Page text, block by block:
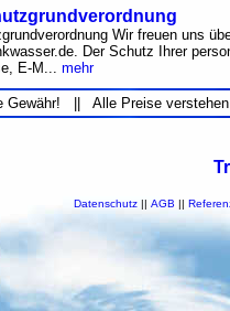
Wir freuen uns
Der Schutz Ihrer
E-M... mehr
Gewähr! || Alle Preise
Datenschutz|| AGB ||